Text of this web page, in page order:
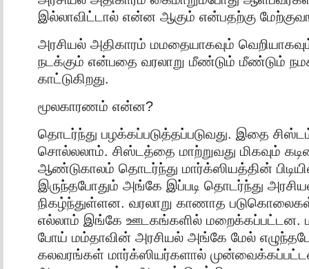
இல்லாவிட்டால் என்ன ஆகும் என்பதற்கு
அரசியல் அதிகாரம் மமதையாகவும்
நடக்கும் என்பதை வரலாறு மீண்டும் மீண்டும்
காட்டுகிறது.
மூலகாரணம் என்ன?
தொடர்ந்து பழக்கப்படுத்தப்படுவது. இதை
சொல்லலாம். சிஸ்டத்தை மாற்றுவது மிகவும்
ஆண்டுகாலம் தொடர்ந்து மார்க்ஸியத்தின்
இருந்தபோதும் அங்கே இப்படி தொடர்ந்து
நிகழ்ந்துள்ளன. வரலாறு காணாத
எல்லாம் இங்கே ஊடகங்களில் மறைக்கப்பட்டன.
போய் மம்தாவின் அரசியல் அங்கே மேல்
கலவரங்கள் மார்க்ஸியர்களால்